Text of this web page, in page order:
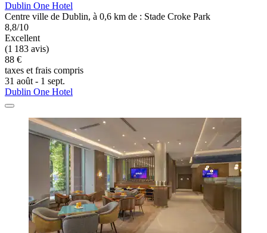
Dublin One Hotel
Centre ville de Dublin, à 0,6 km de : Stade Croke Park
8,8/10
Excellent
(1 183 avis)
88 €
taxes et frais compris
31 août - 1 sept.
Dublin One Hotel